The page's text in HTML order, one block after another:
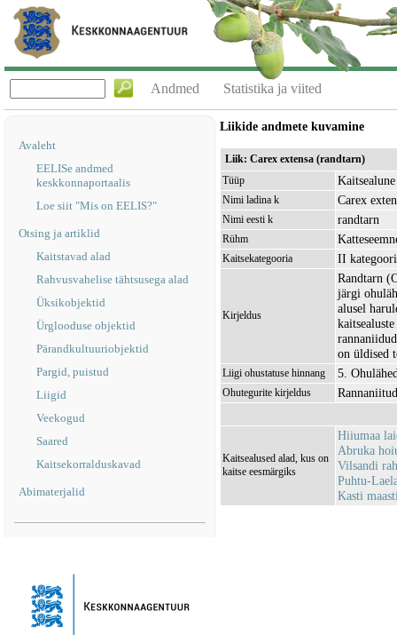
Andmed Statistika ja viited
Avaleht
EELISe andmed
keskkonnaportaalis
Loe siit "Mis on EELIS?"
Otsing ja artiklid
Kaitstavad alad
Rahvusvahelise tähtsusega alad
Üksikobjektid
Ürglooduse objektid
Pärandkultuuriobjektid
Pargid, puistud
Liigid
Veekogud
Saared
Kaitsekorralduskavad
Abimaterjalid
Liikide andmete kuvamine
Liik: Carex extensa (randtarn)
Tüüp
Nimi ladina k Carex
Nimi eesti k randtarn
Rühm
Kaitsekategooria II
Kirjeldus
Randtarn
järgi
alusel
on üldised
Liigi ohustatuse hinnang 5.
Ohutegurite kirjeldus
Kaitsealused alad, kus on
kaitse eesmärgiks
Hiiumaa
Abruka
Vilsandi
Puhtu-
Kasti